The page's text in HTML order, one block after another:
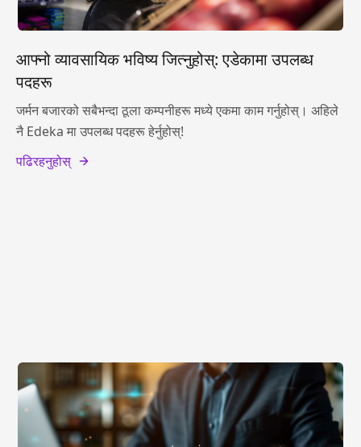
आफ्नो व्यावसायिक भविष्य जित्नुहोस्: एडेकामा उपलब्ध
पदहरू
जर्मन बजारको सबैभन्दा ठूला कम्पनीहरू मध्ये एकमा काम गर्नुहोस्। अहिले
नै Edeka मा उपलब्ध पदहरू हेर्नुहोस्!
पढिरहनुहोस्